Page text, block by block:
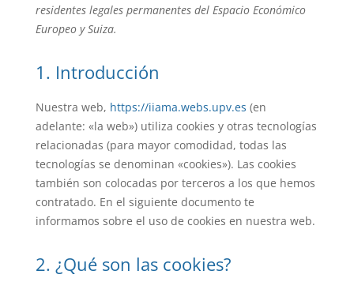
residentes legales permanentes del Espacio Económico
Europeo y Suiza.
1. Introducción
Nuestra web, https://iiama.webs.upv.es (en
adelante: «la web») utiliza cookies y otras tecnologías
relacionadas (para mayor comodidad, todas las
tecnologías se denominan «cookies»). Las cookies
también son colocadas por terceros a los que hemos
contratado. En el siguiente documento te
informamos sobre el uso de cookies en nuestra web.
2. ¿Qué son las cookies?